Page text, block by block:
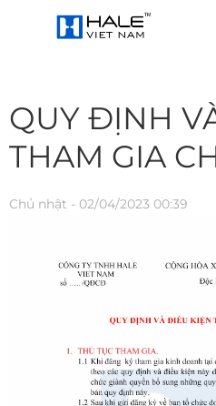
QUY ĐỊNH
THAM GIA
Chủ nhật - 02/04/2023 00:39